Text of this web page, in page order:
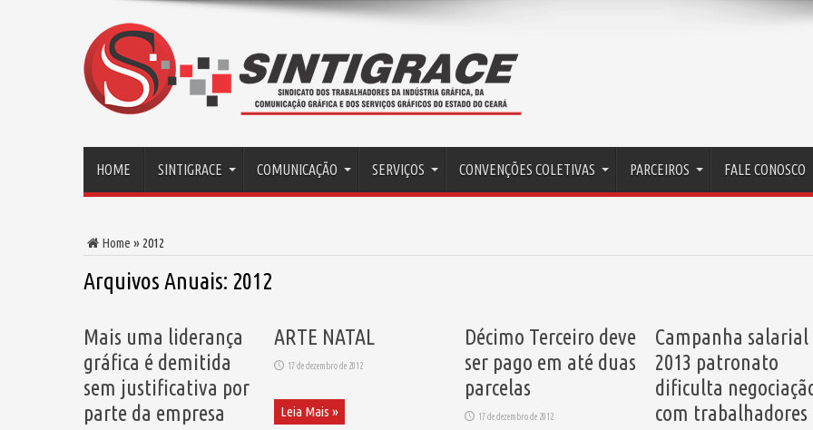
HOME SINTIGRACE COMUNICAÇÃO SERVIÇOS CONVENÇÕES COLETIVAS PARCEIROS FALE CONOSCO
Home » 2012
Arquivos Anuais: 2012
Mais uma liderança
gráfica é demitida
sem justificativa por
parte da empresa
ARTE NATAL
17 de dezembro de 2012
Leia Mais »
Décimo Terceiro deve
ser pago em até duas
parcelas
17 de dezembro de 2012
Campanha salarial
2013 patronato
dificulta
com trabalhadores